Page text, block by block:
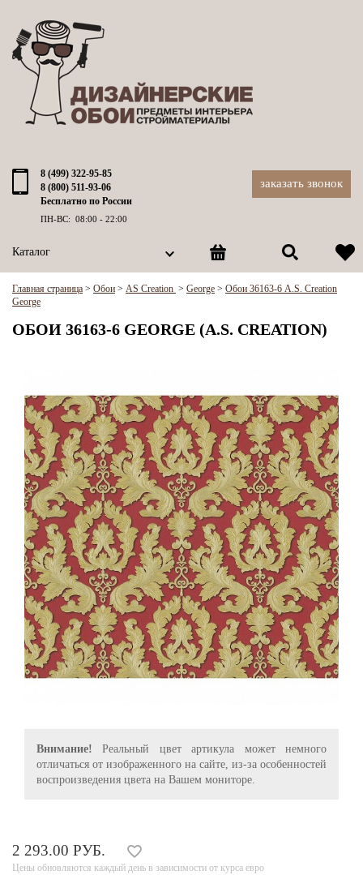
8 (499) 322-95-85
8 (800) 511-93-06
Бесплатно по России
ПН-ВС: 08:00 - 22:00
заказать звонок
Каталог
Главная страница > Обои > AS Creation > George > Обои 36163-6 A.S. Creation
George
ОБОИ 36163-6 GEORGE (A.S. CREATION)
Внимание! Реальный цвет артикула может немного
отличаться от изображенного на сайте, из-за особенностей
воспроизведения цвета на Вашем мониторе.
2 293.00 РУБ.
Цены обновляются каждый день в зависимости от курса евро